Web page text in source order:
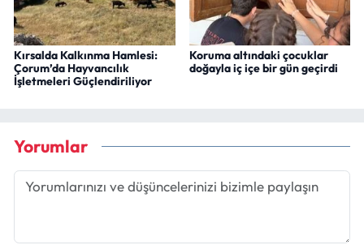
Kırsalda Kalkınma Hamlesi:
Çorum’da Hayvancılık
İşletmeleri Güçlendiriliyor
Koruma altındaki çocuklar
doğayla iç içe bir gün geçirdi
Yorumlar